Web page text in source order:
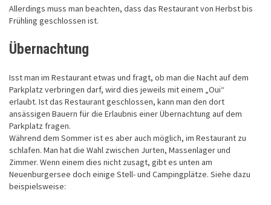
Allerdings muss man beachten, dass das Restaurant von Herbst bis
Frühling geschlossen ist.
Übernachtung
Isst man im Restaurant etwas und fragt, ob man die Nacht auf dem
Parkplatz verbringen darf, wird dies jeweils mit einem „Oui“
erlaubt. Ist das Restaurant geschlossen, kann man den dort
ansässigen Bauern für die Erlaubnis einer Übernachtung auf dem
Parkplatz fragen.
Während dem Sommer ist es aber auch möglich, im Restaurant zu
schlafen. Man hat die Wahl zwischen Jurten, Massenlager und
Zimmer. Wenn einem dies nicht zusagt, gibt es unten am
Neuenburgersee doch einige Stell- und Campingplätze. Siehe dazu
beispielsweise: